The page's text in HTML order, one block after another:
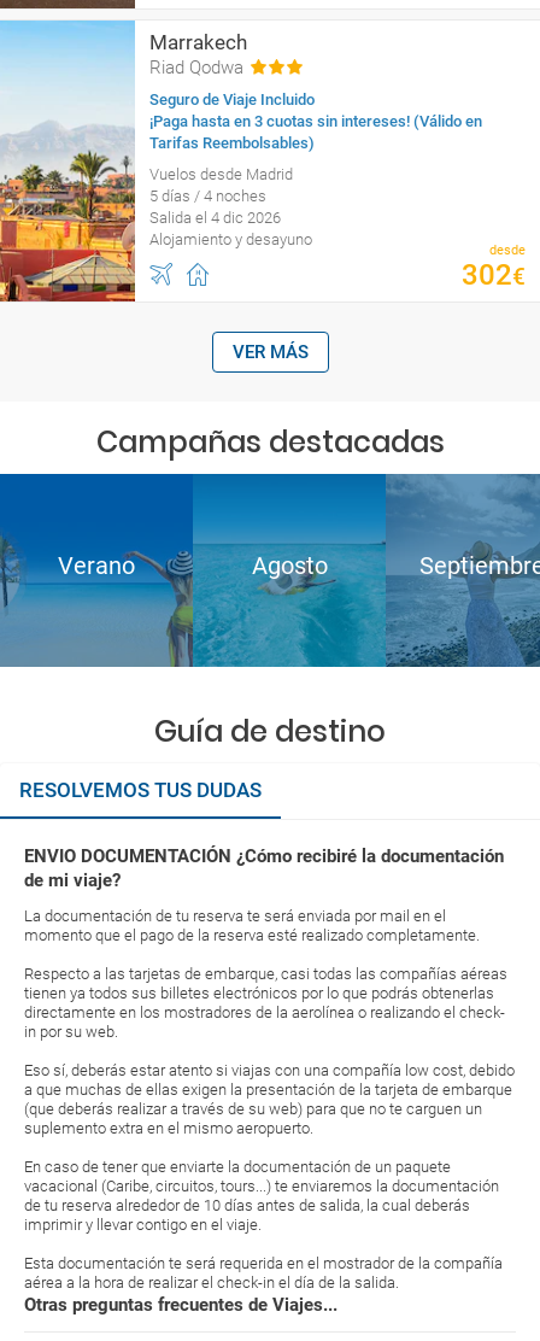
Marrakech
Riad Qodwa
Seguro de Viaje Incluido
¡Paga hasta en 3 cuotas sin intereses! (Válido en
Tarifas Reembolsables)
Vuelos desde Madrid
5 días / 4 noches
Salida el 4 dic 2026
Alojamiento y desayuno
desde
302€
VER MÁS
Campañas destacadas
Verano Agosto
Guía de destino
RESOLVEMOS TUS DUDAS
ENVIO DOCUMENTACIÓN ¿Cómo recibiré la documentación
de mi viaje?
La documentación de tu reserva te será enviada por mail en el
momento que el pago de la reserva esté realizado completamente.
Respecto a las tarjetas de embarque, casi todas las compañías aéreas
tienen ya todos sus billetes electrónicos por lo que podrás obtenerlas
directamente en los mostradores de la aerolínea o realizando el check-
in por su web.
Eso sí, deberás estar atento si viajas con una compañía low cost, debido
a que muchas de ellas exigen la presentación de la tarjeta de embarque
(que deberás realizar a través de su web) para que no te carguen un
suplemento extra en el mismo aeropuerto.
En caso de tener que enviarte la documentación de un paquete
vacacional (Caribe, circuitos, tours...) te enviaremos la documentación
de tu reserva alrededor de 10 días antes de salida, la cual deberás
imprimir y llevar contigo en el viaje.
Esta documentación te será requerida en el mostrador de la compañía
aérea a la hora de realizar el check-in el día de la salida.
Otras preguntas frecuentes de Viajes...